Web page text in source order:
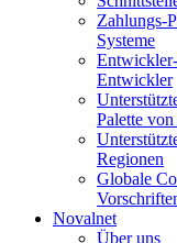
Zahlungs-
Systeme
Entwickler
Palette
Regionen
Globale
Novalnet
Über uns